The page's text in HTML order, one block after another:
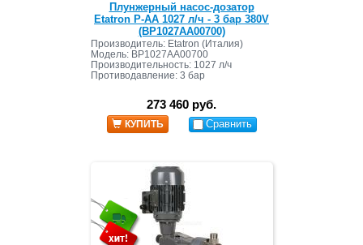
Плунжерный насос-дозатор
Etatron P-AA 1027 л/ч - 3 бар 380V
(BP1027AA00700)
Производитель: Etatron (Италия)
Модель: BP1027AA00700
Производительность: 1027 л/ч
Противодавление: 3 бар
273 460 руб.
КУПИТЬ Сравнить